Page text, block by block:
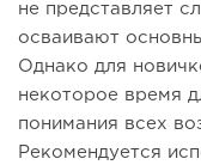
не представляет
осваивают
Однако для
некоторое время
понимания всех
Рекомендуется